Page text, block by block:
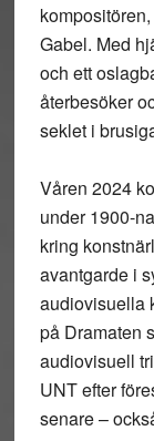
Gabel. Med
och ett
återbesöker
seklet i
Våren 2024
under 1900-
kring
avantgarde i
audiovisuella
på Dramaten
audiovisuell
UNT efter
senare –